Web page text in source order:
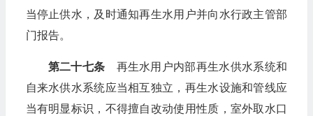
当停止供水，及时通知再生水用户并向水行政主管部
门报告。
第二十七条 再生水用户内部再生水供水系统和
自来水供水系统应当相互独立，再生水设施和管线应
当有明显标识，不得擅自改动使用性质，室外取水口